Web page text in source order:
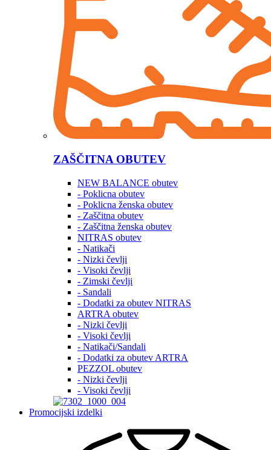
ZAŠČITNA OBUTEV
NEW BALANCE obutev
- Poklicna obutev
- Poklicna ženska obutev
- Zaščitna obutev
- Zaščitna ženska obutev
NITRAS obutev
- Natikači
- Nizki čevlji
- Visoki čevlji
- Zimski čevlji
- Sandali
- Dodatki za obutev NITRAS
ARTRA obutev
- Nizki čevlji
- Visoki čevlji
- Natikači/Sandali
- Dodatki za obutev ARTRA
PEZZOL obutev
- Nizki čevlji
- Visoki čevlji
Promocijski izdelki